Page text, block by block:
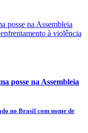
posse na Assembleia
no Brasil com nome de